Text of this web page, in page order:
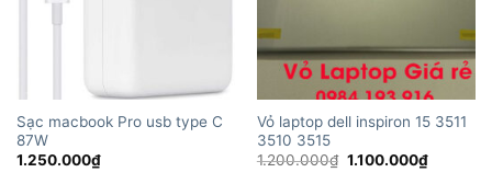
Sạc macbook Pro usb type C
87W
1.250.000₫
Vỏ laptop dell inspiron 15 3511
3510 3515
1.200.000₫ Giá
1.100.000₫Giá
hiện